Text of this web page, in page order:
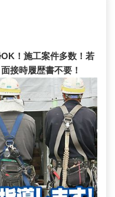
！施工案件多数！若
接時履歴書不要！